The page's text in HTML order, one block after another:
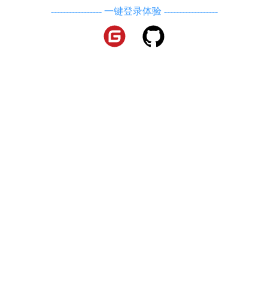
-----------------一键登录体验 ------------------